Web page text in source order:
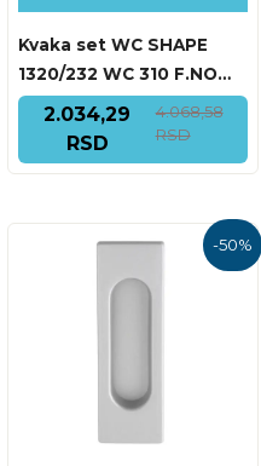
Kvaka set WC SHAPE
1320/232 WC 310 F.NO
crna mat
2.034,29
RSD
4.068,58
RSD
-50%